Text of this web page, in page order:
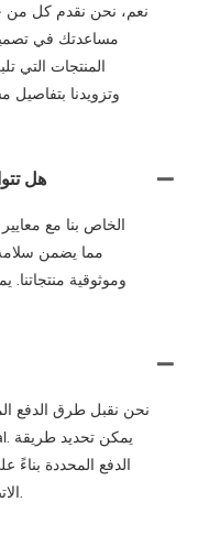
نعم، نحن نقدم كل من
المنتجات التي
وتزويدنا
هل
وموثوقية
نحن نقبل طرق الدفع
الدفع المحددة بناءً
الاتصال بفريقنا المالي لمزيد من التفاصيل.